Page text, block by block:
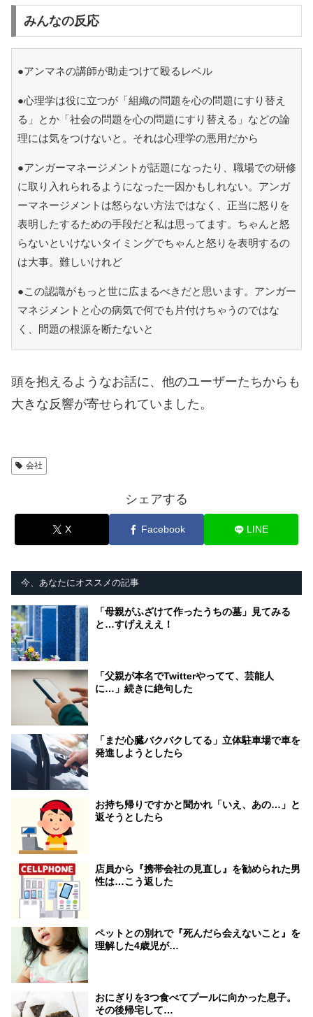
みんなの反応
●アンマネの講師が助走つけて殴るレベル
●心理学は役に立つが「組織の問題を心の問題にすり替え
る」とか「社会の問題を心の問題にすり替える」などの論
理には気をつけないと。それは心理学の悪用だから
●アンガーマネージメントが話題になったり、職場での研修
に取り入れられるようになった一因かもしれない。アンガ
ーマネージメントは怒らない方法ではなく、正当に怒りを
表明したするための手段だと私は思ってます。ちゃんと怒
らないといけないタイミングでちゃんと怒りを表明するの
は大事。難しいけれど
●この認識がもっと世に広まるべきだと思います。アンガー
マネジメントと心の病気で何でも片付けちゃうのではな
く、問題の根源を断たないと
頭を抱えるようなお話に、他のユーザーたちからも
大きな反響が寄せられていました。
会社
シェアする
X Facebook LINE
今、あなたにオススメの記事
「母親がふざけて作ったうちの墓」見てみる
と…すげえええ！
「父親が本名でTwitterやってて、芸能人
に…」続きに絶句した
「まだ心臓バクバクしてる」立体駐車場で車を
発進しようとしたら
お持ち帰りですかと聞かれ「いえ、あの…」と
返そうとしたら
店員から『携帯会社の見直し』を勧められた男
性は…こう返した
ペットとの別れで『死んだら会えないこと』を
理解した4歳児が…
おにぎりを3つ食べてプールに向かった息子。
その後帰宅して…